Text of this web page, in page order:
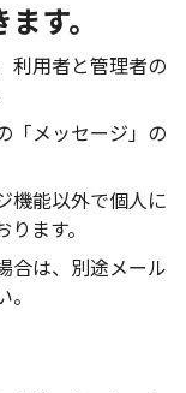
す。
利用者と管理者の
「メッセージ」の
機能以外で個人に
ます。
合は、別途メール